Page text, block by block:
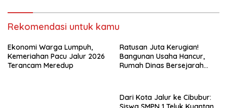
Rekomendasi untuk kamu
Ekonomi Warga Lumpuh,
Kemeriahan Pacu Jalur 2026
Terancam Meredup
Ratusan Juta Kerugian!
Bangunan Usaha Hancur,
Rumah Dinas Bersejarah
Dairi
Dari Kota Jalur ke Cibubur: